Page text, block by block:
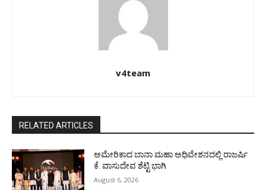
v4team
RELATED ARTICLES
ಅಮೇರಿಕಾದ ಬಾನಾ ಮಹಾ ಅಧಿವೇಶನದಲ್ಲಿ ರಾಜರ್ಷಿ
ಕೆ. ವಾಸುದೇವ ಶೆಟ್ಟಿ ಭಾಗಿ
August 6, 2026